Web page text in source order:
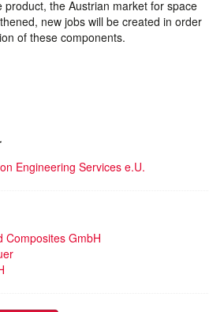
product, the Austrian market for space
new jobs will be created in order
of these components.
Engineering Services e.U.
Composites GmbH